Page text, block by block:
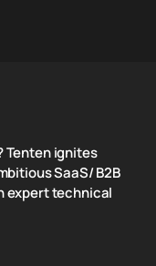
Tenten ignites
SaaS/ B2B
expert technical